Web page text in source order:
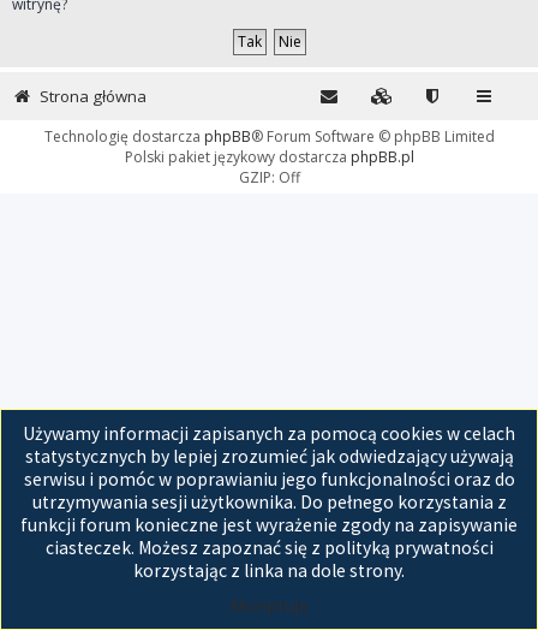
Używamy informacji zapisanych za pomocą cookies w celach
statystycznych by lepiej zrozumieć jak odwiedzający używają
serwisu i pomóc w poprawianiu jego funkcjonalności oraz do
utrzymywania sesji użytkownika. Do pełnego korzystania z
funkcji forum konieczne jest wyrażenie zgody na zapisywanie
ciasteczek. Możesz zapoznać się z polityką prywatności
korzystając z linka na dole strony.
Akceptuję
Strona główna
Technologię dostarcza phpBB® Forum Software © phpBB Limited
Polski pakiet językowy dostarcza phpBB.pl
GZIP: Off